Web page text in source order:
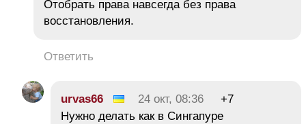
Отобрать права навсегда без права
восстановления.
Ответить
urvas66 24 окт, 08:36
+7
Нужно делать как в Сингапуре